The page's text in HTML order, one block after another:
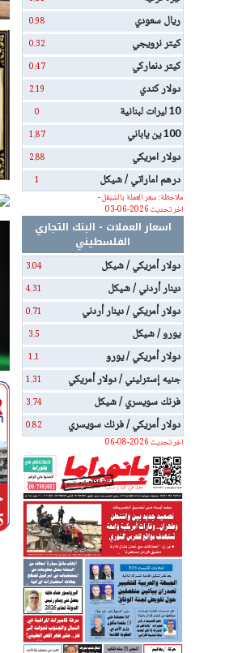
ريال سعودي 0.98
كيتر نرويجي 0.32
كيتر دنماركي 0.47
دولار كندي 2.19
10 ليرات لبنانية 0
100 ين ياباني 1.87
دولار امريكي 2.88
درهم اماراتي / شيكل
1
ملاحظة: سعر العملة بالشيقل -
اخر تحديث 2026-06-03
اسعار العملات - البنك التجاري
الفلسطيني
دولار أمريكي / شيكل
3.04
دينار أردني / شيكل 4.31
دولار أمريكي / دينار أردني 0.71
يورو / شيكل 3.5
دولار أمريكي / يورو 1.1
جنيه إسترليني / دولار أمريكي 1.31
فرنك سويسري / شيكل 3.74
دولار أمريكي / فرنك سويسري
0.82
اخر تحديث 2026-08-06